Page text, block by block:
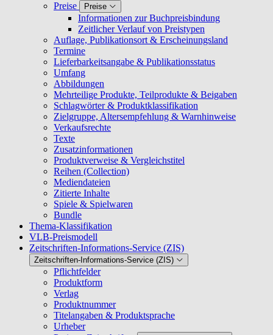
Preise
Preise
Informationen zur Buchpreisbindung
Zeitlicher Verlauf von Preistypen
Auflage, Publikationsort & Erscheinungsland
Termine
Lieferbarkeitsangabe & Publikationsstatus
Umfang
Abbildungen
Mehrteilige Produkte, Teilprodukte & Beigaben
Schlagwörter & Produktklassifikation
Zielgruppe, Altersempfehlung & Warnhinweise
Verkaufsrechte
Texte
Zusatzinformationen
Produktverweise & Vergleichstitel
Reihen (Collection)
Mediendateien
Zitierte Inhalte
Spiele & Spielwaren
Bundle
Thema-Klassifikation
VLB-Preismodell
Zeitschriften-Informations-Service (ZIS)
Zeitschriften-Informations-Service (ZIS)
Pflichtfelder
Produktform
Verlag
Produktnummer
Titelangaben & Produktsprache
Urheber